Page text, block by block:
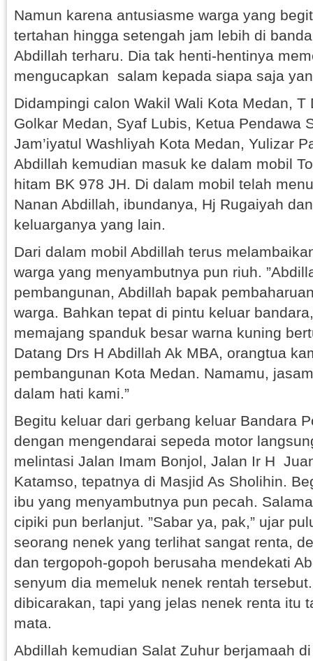
Namun karena antusiasme warga yang
tertahan hingga setengah jam lebih di
Abdillah terharu. Dia tak henti-hentinya
mengucapkan salam kepada siapa saja
Didampingi calon Wakil Wali Kota Medan, T
Golkar Medan, Syaf Lubis, Ketua Pendawa
Jam’iyatul Washliyah Kota Medan, Yulizar
Abdillah kemudian masuk ke dalam mobil
hitam BK 978 JH. Di dalam mobil telah
Nanan Abdillah, ibundanya, Hj Rugaiyah
keluarganya yang lain.
Dari dalam mobil Abdillah terus
warga yang menyambutnya pun riuh.
pembangunan, Abdillah bapak
warga. Bahkan tepat di pintu keluar
memajang spanduk besar warna kuning
Datang Drs H Abdillah Ak MBA, orangtua
pembangunan Kota Medan. Namamu,
dalam hati kami.”
Begitu keluar dari gerbang keluar Bandara
dengan mengendarai sepeda motor
melintasi Jalan Imam Bonjol, Jalan Ir H
Katamso, tepatnya di Masjid As Sholihin.
ibu yang menyambutnya pun pecah.
cipiki pun berlanjut. ”Sabar ya, pak,” ujar
seorang nenek yang terlihat sangat renta,
dan tergopoh-gopoh berusaha mendekati
senyum dia memeluk nenek rentah
dibicarakan, tapi yang jelas nenek renta itu
mata.
Abdillah kemudian Salat Zuhur berjamaah